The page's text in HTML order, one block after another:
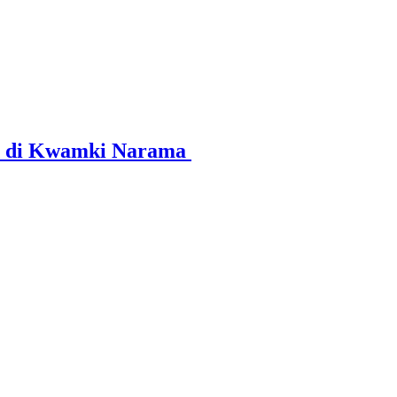
di Kwamki Narama